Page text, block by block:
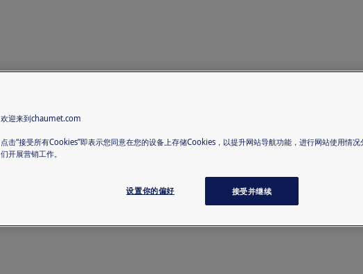
欢迎来到chaumet.com
点击“接受所有Cookies”即表示您同意在您的设备上存储Cookies，以提升网站导航功能，进行网站使用情况
们开展营销工作。
设置你的偏好 接受并继续